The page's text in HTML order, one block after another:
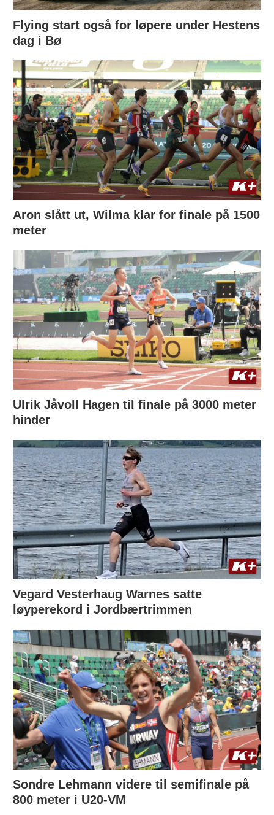
Flying start også for løpere under Hestens
dag i Bø
Aron slått ut, Wilma klar for finale på 1500
meter
Ulrik Jåvoll Hagen til finale på 3000 meter
hinder
Vegard Vesterhaug Warnes satte
løyperekord i Jordbærtrimmen
Sondre Lehmann videre til semifinale på
800 meter i U20-VM